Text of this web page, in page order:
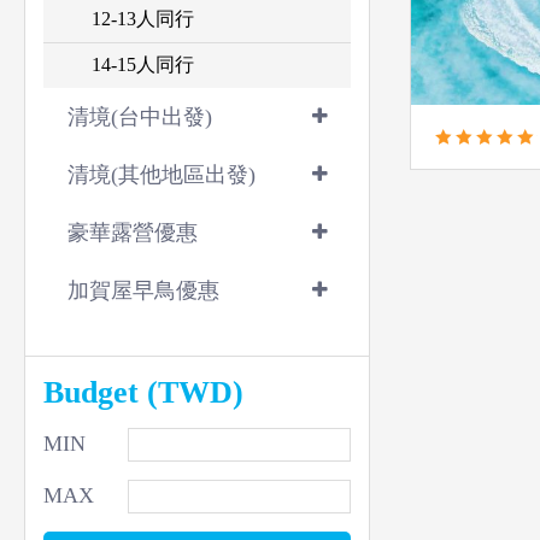
12-13人同行
14-15人同行
清境(台中出發)
清境(其他地區出發)
豪華露營優惠
加賀屋早鳥優惠
Budget (TWD)
MIN
MAX